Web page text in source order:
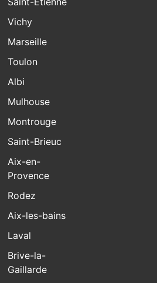
Vichy
Marseille
Toulon
Albi
Mulhouse
Montrouge
Saint-Brieuc
Aix-en-
Provence
Rodez
Aix-les-bains
Laval
Brive-la-
Gaillarde